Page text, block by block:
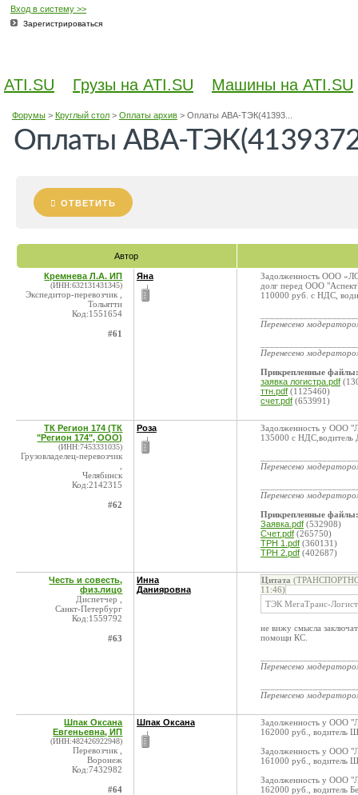
Вход в систему >>
Зарегистрироваться
ATI.SU Грузы на ATI.SU Машины на ATI.SU
Форумы> Круглый стол> Оплаты архив> Оплаты АВА-ТЭК(41393...
Оплаты АВА-
ОТВЕТИТЬ
Автор
Кремнева Л.А. ИП
(ИНН:632131431345)
Экспедитор-перевозчик ,
Тольятти
Код:1551654
#61
Яна
Задолженность ООО
долг перед ООО
110000 руб. с НДС,
Перенесено
Перенесено
Прикрепленные файлы:
заявка логистра.pdf
ттн.pdf (1125460)
счет.pdf (653991)
ТК Регион 174 (ТК
"Регион 174", ООО)
(ИНН:7453331035)
Грузовладелец-перевозчик
Челябинск
Код:2142315
#62
Роза
Задолженность у ООО
135000 с
Перенесено
Перенесено
Прикрепленные файлы:
Заявка.pdf (532908)
Счет.pdf (265750)
ТРН 1.pdf (360131)
ТРН 2.pdf (402687)
Честь и совесть,
физ.лицо
Диспетчер ,
Санкт-Петербург
Код:1559792
#63
Инна
Данияровна
Цитата
11:46)
ТЭК МегаТранс-
не вижу смысла
помощи КС.
Перенесено
Перенесено
Шпак Оксана
Евгеньевна, ИП
(ИНН:482426922948)
Перевозчик ,
Воронеж
Код:7432982
#64
Шпак Оксана
Задолженность у ООО
162000 руб., водитель
Задолженность у ООО
161000 руб., водитель
Задолженность у ООО
162000 руб., водитель